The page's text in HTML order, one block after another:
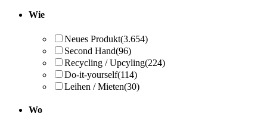
Wie
Neues Produkt(3.654)
Second Hand(96)
Recycling / Upcyling(224)
Do-it-yourself(114)
Leihen / Mieten(30)
Wo